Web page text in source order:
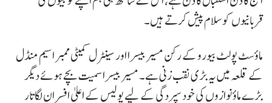
قربانیوں کو سلام پیش کرتے ہیں۔
ماؤسٹ پولٹ بیورو کے رکن مسیر بیسرا اور سینٹرل کمیٹی ممبر اسیم منڈل
کے قلعہ میں یہ بڑی نقب زنی ہے۔ مسیر بیسرا سمیت بچے ہوئے دیگر
بڑے ماؤ نوازوں کی خود سپردگی کے لیے پولیس کے اعلیٰ افسران لگاتار